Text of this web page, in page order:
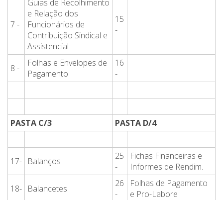
7 -
Guias de Recolhimento
e Relação dos
Funcionários de
Contribuição Sindical e
Assistencial
15
-
8 -
Folhas e Envelopes de
Pagamento
16
-
PASTA C/3 PASTA D/4
17- Balanços
25
-
Fichas Financeiras e
Informes de Rendim.
18- Balancetes
26
-
Folhas de Pagamento
e Pro-Labore